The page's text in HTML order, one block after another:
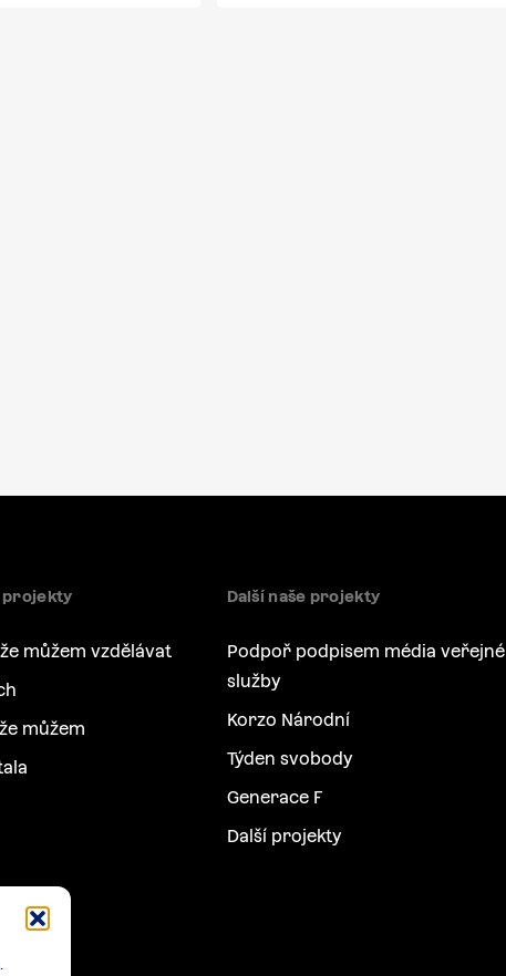
projekty
můžem vzdělávat
můžem
Další naše projekty
Podpoř podpisem média veřejné
služby
Korzo Národní
Týden svobody
Generace F
Další projekty